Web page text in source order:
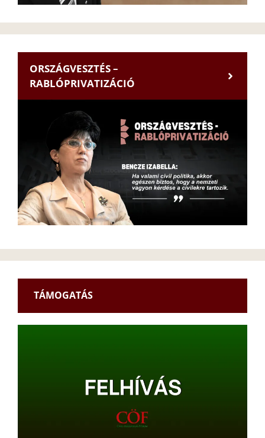
ORSZÁGVESZTÉS –
RABLÓPRIVATIZÁCIÓ
TÁMOGATÁS